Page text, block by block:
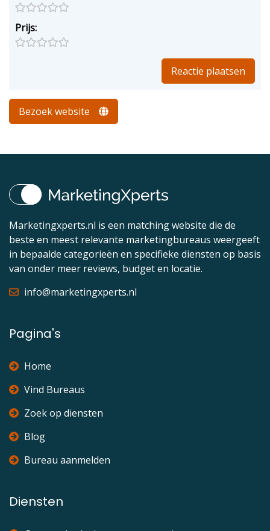
Prijs:
Bezoek website
Marketingxperts.nl is een matching website die de
beste en meest relevante marketingbureaus weergeeft
in bepaalde categorieën en specifieke diensten op basis
van onder meer reviews, budget en locatie.
info@marketingxperts.nl
Pagina's
Home
Vind Bureaus
Zoek op diensten
Blog
Bureau aanmelden
Diensten